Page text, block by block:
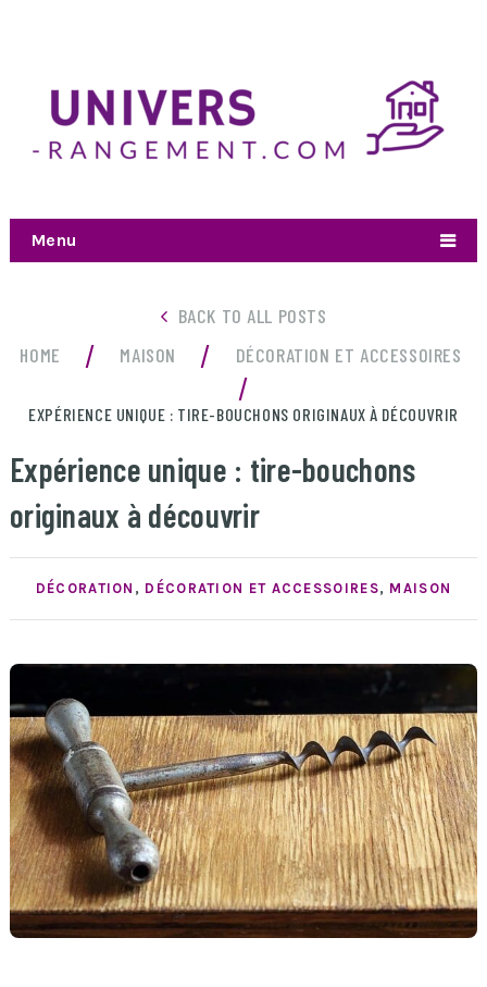
Menu
BACK TO ALL POSTS
HOME
/ MAISON / DÉCORATION ET ACCESSOIRES
/
EXPÉRIENCE UNIQUE : TIRE-BOUCHONS ORIGINAUX À DÉCOUVRIR
Expérience unique : tire-bouchons
originaux à découvrir
DÉCORATION , DÉCORATION ET ACCESSOIRES, MAISON